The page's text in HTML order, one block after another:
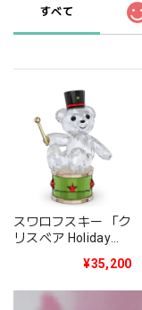
すべて
スワロフスキー 「ク
リスベア Holiday
品」5701510¥35,200